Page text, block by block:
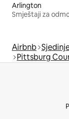
Arlington
Smještaji za
Airbnb
Pittsburg